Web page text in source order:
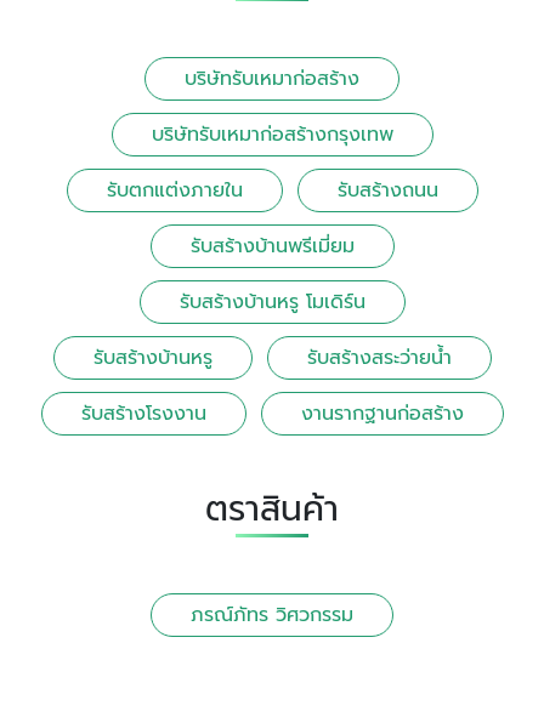
บริษัทรับเหมาก่อสร้าง
บริษัทรับเหมาก่อสร้างกรุงเทพ
รับตกแต่งภายใน
รับสร้างถนน
รับสร้างบ้านพรีเมี่ยม
รับสร้างบ้านหรู โมเดิร์น
รับสร้างบ้านหรู
รับสร้างสระว่ายน้ำ
รับสร้างโรงงาน
งานรากฐานก่อสร้าง
ตราสินค้า
ภรณ์ภัทร วิศวกรรม